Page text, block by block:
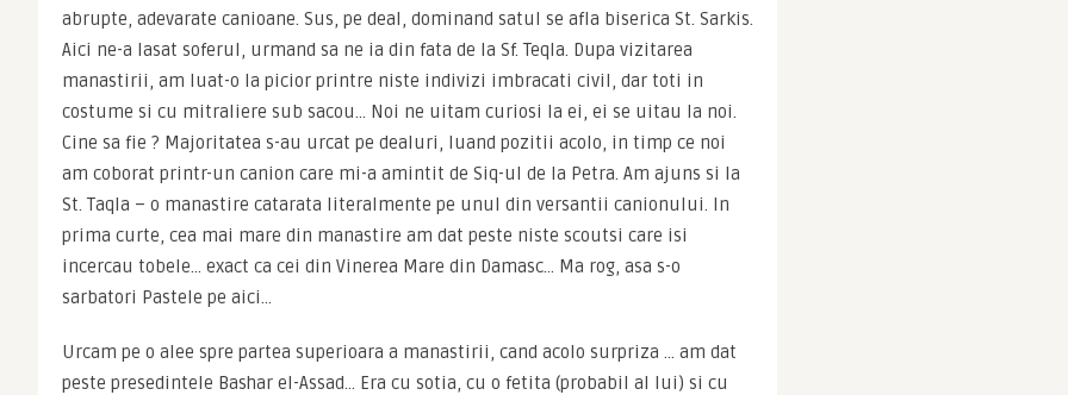
abrupte, adevarate canioane. Sus, pe deal, dominand satul se afla biserica St. Sarkis.
Aici ne-a lasat soferul, urmand sa ne ia din fata de la Sf. Teqla. Dupa vizitarea
manastirii, am luat-o la picior printre niste indivizi imbracati civil, dar toti in
costume si cu mitraliere sub sacou… Noi ne uitam curiosi la ei, ei se uitau la noi.
Cine sa fie ? Majoritatea s-au urcat pe dealuri, luand pozitii acolo, in timp ce noi
am coborat printr-un canion care mi-a amintit de Siq-ul de la Petra. Am ajuns si la
St. Taqla – o manastire catarata literalmente pe unul din versantii canionului. In
prima curte, cea mai mare din manastire am dat peste niste scoutsi care isi
incercau tobele… exact ca cei din Vinerea Mare din Damasc… Ma rog, asa s-o
sarbatori Pastele pe aici…
Urcam pe o alee spre partea superioara a manastirii, cand acolo surpriza … am dat
peste presedintele Bashar el-Assad… Era cu sotia, cu o fetita (probabil al lui) si cu